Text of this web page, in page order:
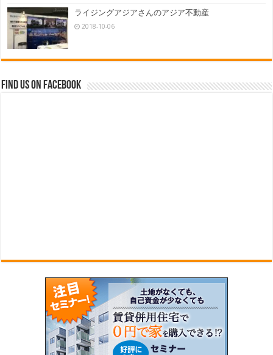
ライジングアジアさんのアジア不動産
2018-10-06
Find us on Facebook